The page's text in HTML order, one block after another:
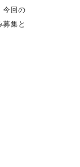
今回の
集と